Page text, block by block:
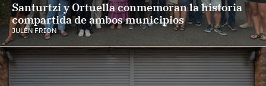
Santurtzi y Ortuella conmemoran la historia
compartida de ambos municipios
JULEN FRIÓN